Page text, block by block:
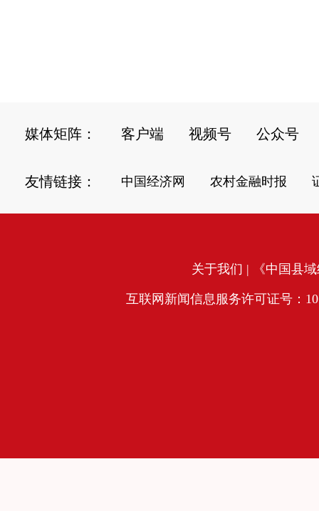
媒体矩阵： 客户端 视频号 公众号
友情链接： 中国经济网 农村金融时报
关于我们 | 《中国县
互联网新闻信息服务许可证号：